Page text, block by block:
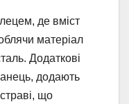
де вміст
матеріал
Додаткові
додають
що